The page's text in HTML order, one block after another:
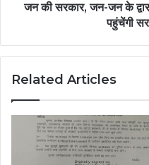
जन की सरकार, जन-जन के
पहुंचेंगी
Related Articles